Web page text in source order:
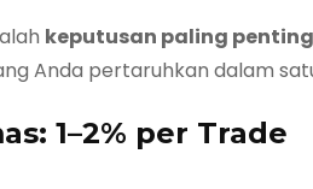
keputusan paling penting
Anda pertaruhkan dalam
1–2% per Trade